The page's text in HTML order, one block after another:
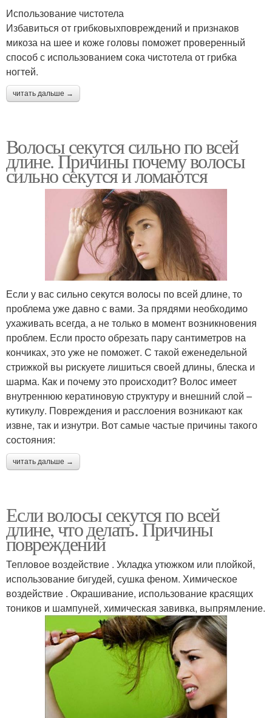
Использование чистотела
Избавиться от грибковыхповреждений и признаков
микоза на шее и коже головы поможет проверенный
способ с использованием сока чистотела от грибка
ногтей.
читать дальше →
Волосы секутся сильно по всей
длине. Причины почему волосы
сильно секутся и ломаются
Если у вас сильно секутся волосы по всей длине, то
проблема уже давно с вами. За прядями необходимо
ухаживать всегда, а не только в момент возникновения
проблем. Если просто обрезать пару сантиметров на
кончиках, это уже не поможет. С такой еженедельной
стрижкой вы рискуете лишиться своей длины, блеска и
шарма. Как и почему это происходит? Волос имеет
внутреннюю кератиновую структуру и внешний слой –
кутикулу. Повреждения и расслоения возникают как
извне, так и изнутри. Вот самые частые причины такого
состояния:
читать дальше →
Если волосы секутся по всей
длине, что делать. Причины
повреждений
Тепловое воздействие . Укладка утюжком или плойкой,
использование бигудей, сушка феном. Химическое
воздействие . Окрашивание, использование красящих
тоников и шампуней, химическая завивка, выпрямление.